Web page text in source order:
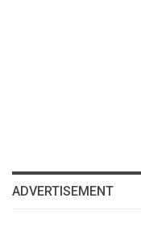
ADVERTISEMENT